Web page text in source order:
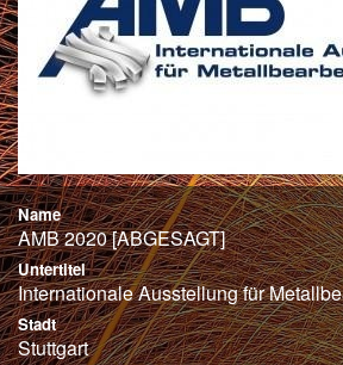
Name
AMB 2020 [ABGESAGT]
Untertitel
Internationale Ausstellung für
Stadt
Stuttgart